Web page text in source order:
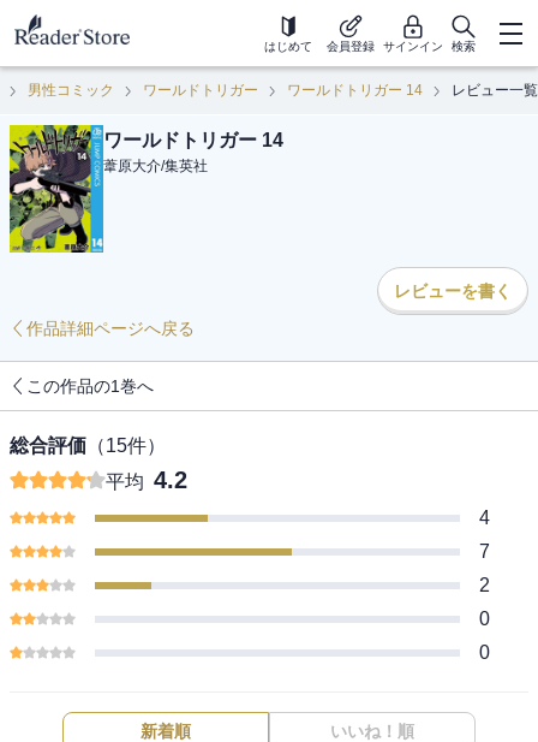
はじめて 会員登録 サインイン 検索
男性コミック ワールドトリガー ワールドトリガー 14 レビュー一覧
ワールドトリガー 14
葦原大介/集英社
レビューを書く
作品詳細ページへ戻る
この作品の1巻へ
総合評価 （15件）
平均 4.2
4
7
2
0
0
新着順 いいね！順